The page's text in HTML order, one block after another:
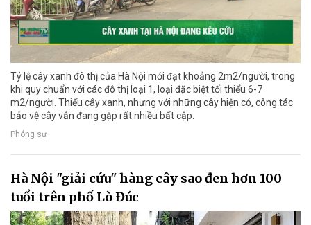
Tỷ lệ cây xanh đô thị của Hà Nội mới đạt khoảng 2m2/người, trong
khi quy chuẩn với các đô thị loại 1, loại đặc biệt tối thiểu 6-7
m2/người. Thiếu cây xanh, nhưng với những cây hiện có, công tác
bảo vệ cây vẫn đang gặp rất nhiều bất cập.
Phóng sự
Hà Nội "giải cứu" hàng cây sao đen hơn 100
tuổi trên phố Lò Đúc